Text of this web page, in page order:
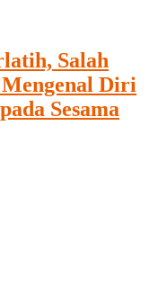
Salah
Diri
Sesama